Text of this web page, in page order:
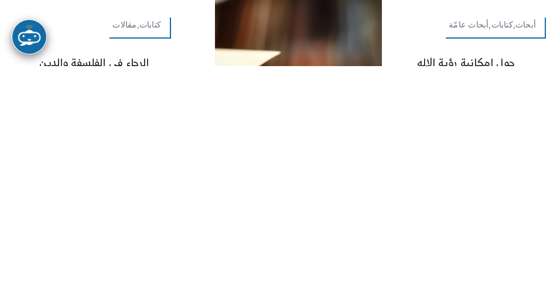
أبحاث,كتابات,أبحاث عامّة
حول إمكانية رؤية الإله
كتابات,مقالات
الرجاء في الفلسفة والدين